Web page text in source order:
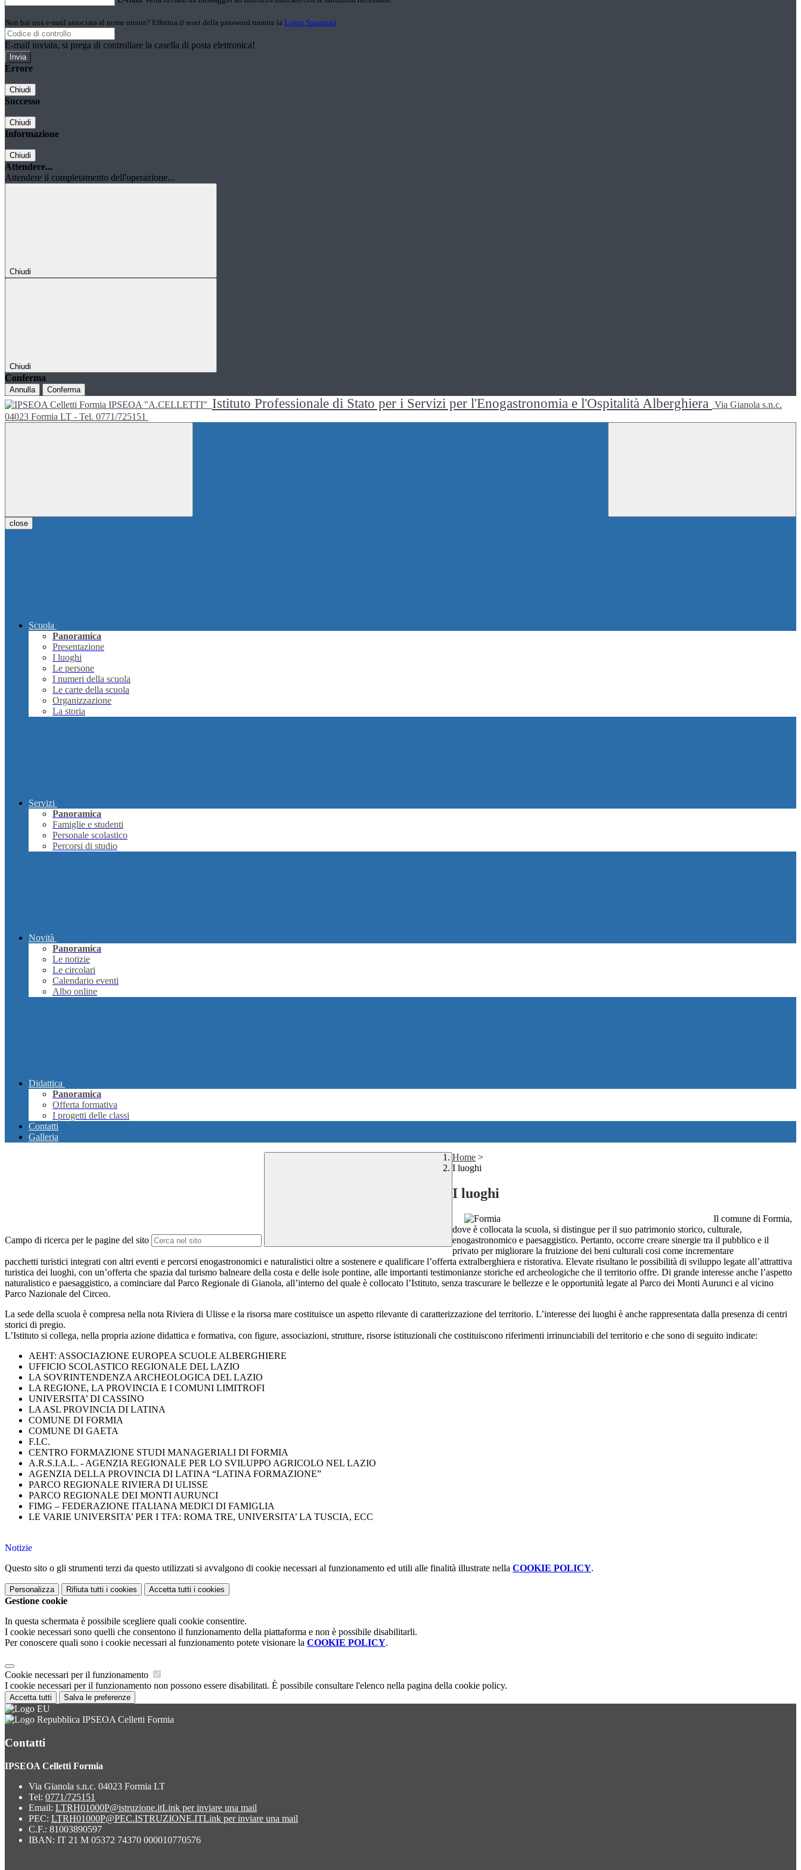
Non hai una e-mail associata al nome utente? Effettua il reset della password tramite la Login Spaggiari
E-mail inviata, si prega di controllare la casella di posta elettronica!
Errore
Chiudi
Successo
Chiudi
Informazione
Chiudi
Attendere...
Attendere il completamento dell'operazione...
Chiudi
Chiudi
Conferma
Annulla Conferma
IPSEOA "A.CELLETTI" Istituto Professionale di Stato per i Servizi per l'Enogastronomia e l'Ospitalità Alberghiera Via Gianola s.n.c.
04023 Formia LT - Tel. 0771/725151
close
Scuola
Panoramica
Presentazione
I luoghi
Le persone
I numeri della scuola
Le carte della scuola
Organizzazione
La storia
Servizi
Panoramica
Famiglie e studenti
Personale scolastico
Percorsi di studio
Novità
Panoramica
Le notizie
Le circolari
Calendario eventi
Albo online
Didattica
Panoramica
Offerta formativa
I progetti delle classi
Contatti
Galleria
Campo di ricerca per le pagine del sito
Home >
I luoghi
I luoghi
Il comune di Formia,
dove è collocata la scuola, si distingue per il suo patrimonio storico, culturale,
enogastronomico e paesaggistico. Pertanto, occorre creare sinergie tra il pubblico e il
privato per migliorare la fruizione dei beni culturali cosi come incrementare
pacchetti turistici integrati con altri eventi e percorsi enogastronomici e naturalistici oltre a sostenere e qualificare l’offerta extralberghiera e ristorativa. Elevate risultano le possibilità di sviluppo legate all’attrattiva
turistica dei luoghi, con un’offerta che spazia dal turismo balneare della costa e delle isole pontine, alle importanti testimonianze storiche ed archeologiche che il territorio offre. Di grande interesse anche l’aspetto
naturalistico e paesaggistico, a cominciare dal Parco Regionale di Gianola, all’interno del quale è collocato l’Istituto, senza trascurare le bellezze e le opportunità legate al Parco dei Monti Aurunci e al vicino
Parco Nazionale del Circeo.
La sede della scuola è compresa nella nota Riviera di Ulisse e la risorsa mare costituisce un aspetto rilevante di caratterizzazione del territorio. L’interesse dei luoghi è anche rappresentata dalla presenza di centri
storici di pregio.
L’Istituto si collega, nella propria azione didattica e formativa, con figure, associazioni, strutture, risorse istituzionali che costituiscono riferimenti irrinunciabili del territorio e che sono di seguito indicate:
AEHT: ASSOCIAZIONE EUROPEA SCUOLE ALBERGHIERE
UFFICIO SCOLASTICO REGIONALE DEL LAZIO
LA SOVRINTENDENZA ARCHEOLOGICA DEL LAZIO
LA REGIONE, LA PROVINCIA E I COMUNI LIMITROFI
UNIVERSITA’ DI CASSINO
LA ASL PROVINCIA DI LATINA
COMUNE DI FORMIA
COMUNE DI GAETA
F.I.C.
CENTRO FORMAZIONE STUDI MANAGERIALI DI FORMIA
A.R.S.I.A.L. - AGENZIA REGIONALE PER LO SVILUPPO AGRICOLO NEL LAZIO
AGENZIA DELLA PROVINCIA DI LATINA “LATINA FORMAZIONE”
PARCO REGIONALE RIVIERA DI ULISSE
PARCO REGIONALE DEI MONTI AURUNCI
FIMG – FEDERAZIONE ITALIANA MEDICI DI FAMIGLIA
LE VARIE UNIVERSITA’ PER I TFA: ROMA TRE, UNIVERSITA’ LA TUSCIA, ECC
Notizie
Questo sito o gli strumenti terzi da questo utilizzati si avvalgono di cookie necessari al funzionamento ed utili alle finalità illustrate nella COOKIE POLICY.
Personalizza Rifiuta tutti i cookies Accetta tutti i cookies
Gestione cookie
In questa schermata è possibile scegliere quali cookie consentire.
I cookie necessari sono quelli che consentono il funzionamento della piattaforma e non è possibile disabilitarli.
Per conoscere quali sono i cookie necessari al funzionamento potete visionare la COOKIE POLICY.
Cookie necessari per il funzionamento
I cookie necessari per il funzionamento non possono essere disabilitati. È possibile consultare l'elenco nella pagina della cookie policy.
Accetta tutti Salva le preferenze
IPSEOA Celletti Formia
Contatti
IPSEOA Celletti Formia
Via Gianola s.n.c. 04023 Formia LT
Tel: 0771/725151
Email: LTRH01000P@istruzione.itLink per inviare una mail
PEC: LTRH01000P@PEC.ISTRUZIONE.ITLink per inviare una mail
C.F.: 81003890597
IBAN: IT 21 M 05372 74370 000010770576